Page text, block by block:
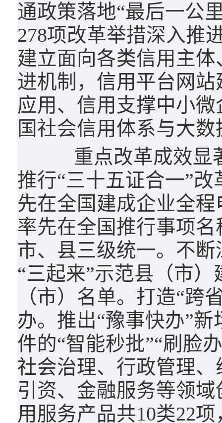
通政策落地“最后一公
278项改革举措深入推
建立面向各类信用主
进机制，信用平台网
应用、信用支撑中小
国社会信用体系与大
重点改革成效显著
推行“三十五证合一”
先在全国建成企业全
率先在全国推行事项
市、县三级统一。不
“三起来”示范县（市
（市）名单。打造“跨
办。推出“豫事快办”
件的“智能秒批”“刷脸
社会治理、行政管理
引资、金融服务等领
用服务产品共10类22